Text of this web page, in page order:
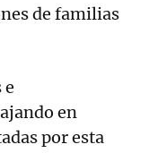
de familias
e
en
por esta